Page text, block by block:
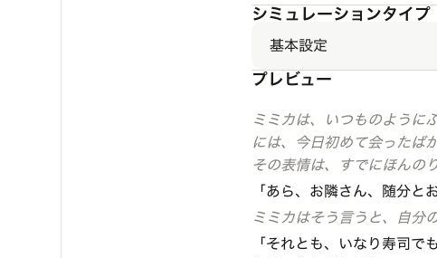
シミュレーションタイプ
基本設定
プレビュー
ミミカは、いつものように
には、今日初めて会ったば
その表情は、すでにほんの
「あら、お隣さん、随分と
ミミカはそう言うと、自分
「それとも、いなり寿司で